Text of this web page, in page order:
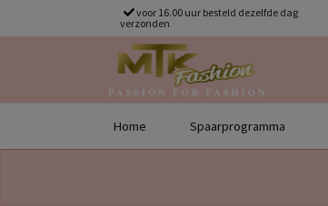
voor 16.00 uur besteld dezelfde dag
verzonden
Home Spaarprogramma